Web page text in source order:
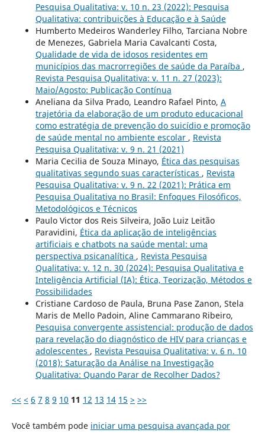
Pesquisa Qualitativa: v. 10 n. 23 (2022): Pesquisa
Qualitativa: contribuições à Educação e à Saúde
Humberto Medeiros Wanderley Filho, Tarciana Nobre
de Menezes, Gabriela Maria Cavalcanti Costa,
Qualidade de vida de idosos residentes em
municípios das macrorregiões de saúde da Paraíba ,
Revista Pesquisa Qualitativa: v. 11 n. 27 (2023):
Maio/Agosto: Publicação Contínua
Aneliana da Silva Prado, Leandro Rafael Pinto, A
trajetória da elaboração de um produto educacional
como estratégia de prevenção do suicídio e promoção
de saúde mental no ambiente escolar , Revista
Pesquisa Qualitativa: v. 9 n. 21 (2021)
Maria Cecilia de Souza Minayo, Ética das pesquisas
qualitativas segundo suas características , Revista
Pesquisa Qualitativa: v. 9 n. 22 (2021): Prática em
Pesquisa Qualitativa no Brasil: Enfoques Filosóficos,
Metodológicos e Técnicos
Paulo Victor dos Reis Silveira, João Luiz Leitão
Paravidini, Ética da aplicação de inteligências
artificiais e chatbots na saúde mental: uma
perspectiva psicanalítica , Revista Pesquisa
Qualitativa: v. 12 n. 30 (2024): Pesquisa Qualitativa e
Inteligência Artificial (IA): Ética, Teorização, Métodos e
Possibilidades
Cristiane Cardoso de Paula, Bruna Pase Zanon, Stela
Maris de Mello Padoin, Aline Cammarano Ribeiro,
Pesquisa convergente assistencial: produção de dados
para revelação do diagnóstico de HIV para crianças e
adolescentes , Revista Pesquisa Qualitativa: v. 6 n. 10
(2018): Saturação da Análise na Investigação
Qualitativa: Quando Parar de Recolher Dados?
<< < 6 7 8 9 10 11 12 13 14 15 > >>
Você também pode iniciar uma pesquisa avançada por